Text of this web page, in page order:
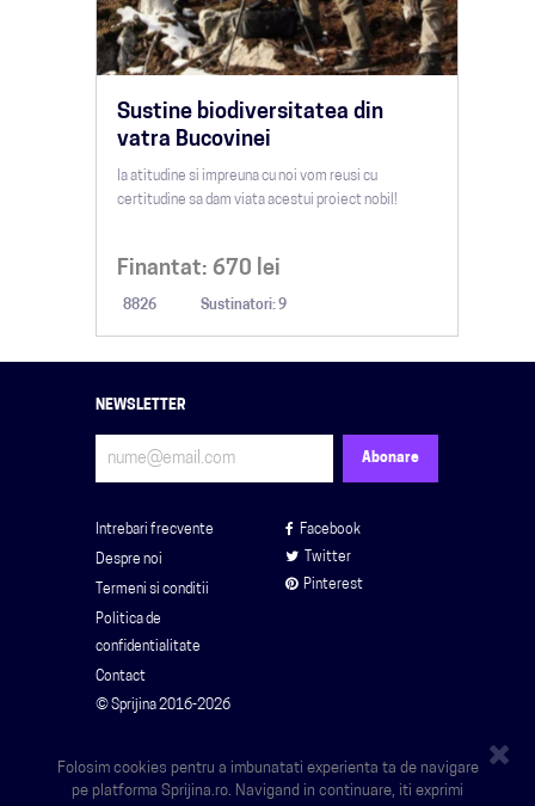
Sustine biodiversitatea din
vatra Bucovinei
Ia atitudine si impreuna cu noi vom reusi cu
certitudine sa dam viata acestui proiect nobil!
Finantat: 670 lei
8826 Sustinatori: 9
NEWSLETTER
Intrebari frecvente
Despre noi
Termeni si conditii
Politica de
confidentialitate
Contact
Facebook
Twitter
Pinterest
© Sprijina 2016-2026
Folosim cookies pentru a imbunatati experienta ta de navigare
pe platforma Sprijina.ro. Navigand in continuare, iti exprimi